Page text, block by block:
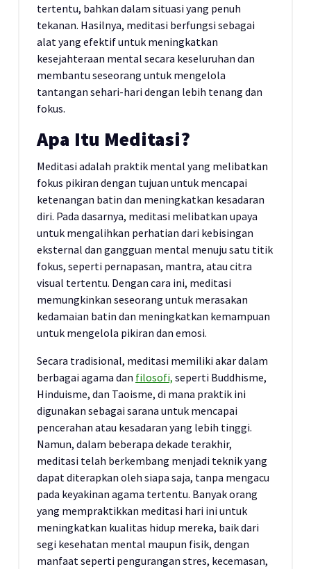
tertentu, bahkan dalam situasi yang penuh
tekanan. Hasilnya, meditasi berfungsi sebagai
alat yang efektif untuk meningkatkan
kesejahteraan mental secara keseluruhan dan
membantu seseorang untuk mengelola
tantangan sehari-hari dengan lebih tenang dan
fokus.
Apa Itu Meditasi?
Meditasi adalah praktik mental yang melibatkan
fokus pikiran dengan tujuan untuk mencapai
ketenangan batin dan meningkatkan kesadaran
diri. Pada dasarnya, meditasi melibatkan upaya
untuk mengalihkan perhatian dari kebisingan
eksternal dan gangguan mental menuju satu titik
fokus, seperti pernapasan, mantra, atau citra
visual tertentu. Dengan cara ini, meditasi
memungkinkan seseorang untuk merasakan
kedamaian batin dan meningkatkan kemampuan
untuk mengelola pikiran dan emosi.
Secara tradisional, meditasi memiliki akar dalam
berbagai agama dan filosofi, seperti Buddhisme,
Hinduisme, dan Taoisme, di mana praktik ini
digunakan sebagai sarana untuk mencapai
pencerahan atau kesadaran yang lebih tinggi.
Namun, dalam beberapa dekade terakhir,
meditasi telah berkembang menjadi teknik yang
dapat diterapkan oleh siapa saja, tanpa mengacu
pada keyakinan agama tertentu. Banyak orang
yang mempraktikkan meditasi hari ini untuk
meningkatkan kualitas hidup mereka, baik dari
segi kesehatan mental maupun fisik, dengan
manfaat seperti pengurangan stres, kecemasan,